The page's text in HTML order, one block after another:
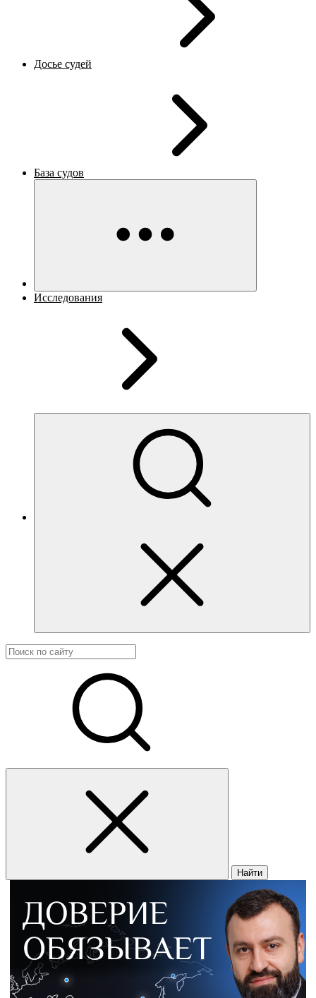
Досье судей
База судов
Исследования
Найти